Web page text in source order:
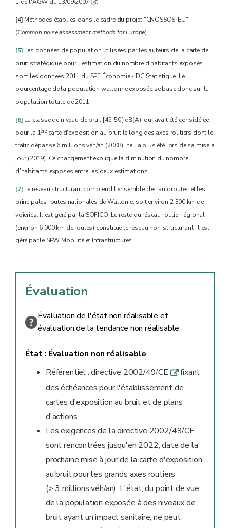
1 de l'AGW du 13/09/2007 q.
[4] Méthodes établies dans le cadre du projet "CNOSSOS-EU"
(Common noise assessment methods for Europe)
[5] Les données de population utilisées par les auteurs de la carte de
bruit stratégique pour l'estimation du nombre d'habitants exposés
sont les données 2011 du SPF Économie - DG Statistique. Le
pourcentage de la population wallonne exposée se base donc sur la
population totale de 2011.
[6] La classe de niveau de bruit [45-50[ dB(A), qui avait été considérée
pour la 1èrecarte d'exposition au bruit le long des axes routiers dont le
trafic dépasse 6 millions véh/an (2008), ne l'a plus été lors de sa mise à
jour (2019). Ce changement explique la diminution du nombre
d'habitants exposés entre les deux estimations.
[7] Le réseau structurant comprend l'ensemble des autoroutes et les
principales routes nationales de Wallonie, soit environ 2 300 km de
voieries. Il est géré par la SOFICO. Le reste du réseau routier régional
(environ 6 000 km de routes) constitue le réseau non-structurant. Il est
géré par le SPW Mobilité et Infrastructures.
Évaluation
Évaluation de l'état non réalisable et
évaluation de la tendance non réalisable
État : Évaluation non réalisable
Référentiel : directive 2002/49/CE qfixant
des échéances pour l'établissement de
cartes d'exposition au bruit et de plans
d'actions
Les exigences de la directive 2002/49/CE
sont rencontrées jusqu'en 2022, date de la
prochaine mise à jour de la carte d'exposition
au bruit pour les grands axes routiers
(> 3 millions véh/an). L'état, du point de vue
de la population exposée à des niveaux de
bruit ayant un impact sanitaire, ne peut